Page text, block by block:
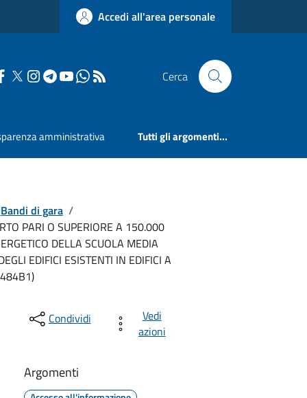
Accedi all'area personale
Cerca
amministrativa Tutti gli argomenti...
Bandi di gara /
PARI O SUPERIORE A 150.000
DELLA SCUOLA MEDIA
EDIFICI ESISTENTI IN EDIFICI A
Condividi
Vedi
azioni
Argomenti